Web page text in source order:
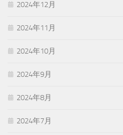
2024年12月
2024年11月
2024年10月
2024年9月
2024年8月
2024年7月